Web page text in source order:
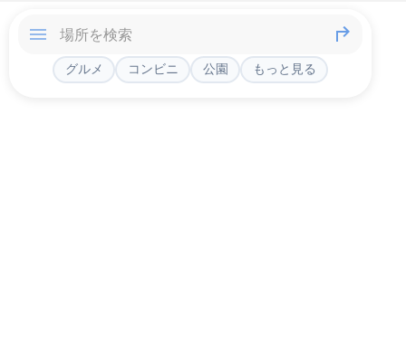
グルメ コンビニ 公園 もっと見る